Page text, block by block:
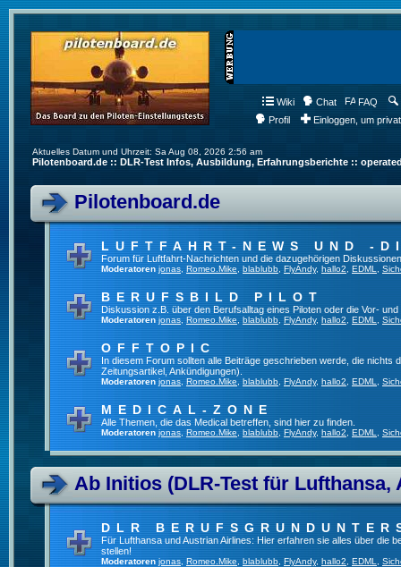
Wiki Chat FAQ
Profil
Einloggen, um
Aktuelles Datum und Uhrzeit: Sa Aug 08, 2026 2:56 am
Pilotenboard.de :: DLR-Test Infos, Ausbildung, Erfahrungsberichte ::
Pilotenboard.de
LUFTFAHRT-NEWS UND -
Forum für Luftfahrt-Nachrichten und die dazugehörigen
Moderatoren jonas Romeo.Mike blablubb FlyAndy, hallo2 EDML
BERUFSBILD PILOT
Diskussion z.B. über den Berufsalltag eines Piloten oder die Vor-
Moderatoren jonas Romeo.Mike blablubb FlyAndy, hallo2 EDML
OFFTOPIC
In diesem Forum sollten alle Beiträge geschrieben werde, die
Zeitungsartikel, Ankündigungen).
Moderatoren jonas Romeo.Mike blablubb FlyAndy, hallo2 EDML
MEDICAL-ZONE
Alle Themen, die das Medical betreffen, sind hier zu finden.
Moderatoren jonas Romeo.Mike blablubb FlyAndy, hallo2 EDML
Ab Initios (DLR-Test für Lufthansa,
DLR
Für Lufthansa und Austrian Airlines: Hier erfahren sie alles über die
stellen!
Moderatoren jonas Romeo.Mike blablubb FlyAndy, hallo2 EDML